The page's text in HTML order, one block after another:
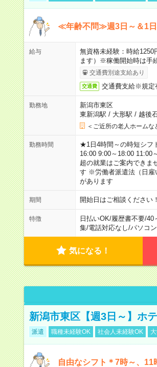
≪年齢不問≫週3日～＆1日
給与
無資格未経験：時給
ます）※稼働開始時は手
交通費別途支給あり
交通費 交通費支給※規定
勤務地
新潟市東区
東新潟駅 / 大形駅 / 越後
＜ご近所の老人ホームな
勤務時間
★1日4時間～の時短シフ
16:00 9:00～18:00 11:00
超の就業はご案内できま
す ※労働者派遣法（日雇
があります
期間 開始日はご相談くださ
特徴 日払いOK/履歴書不要/40
集/電話対応なし/パソコ
気になる！
新潟市東区【週3日～】ホ
派遣 職種未経験OK 社会人未経験OK
自由なシフト＊7時～、11